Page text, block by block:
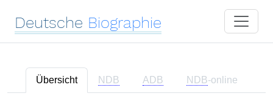
Deutsche Biographie
Übersicht NDB ADB NDB-online